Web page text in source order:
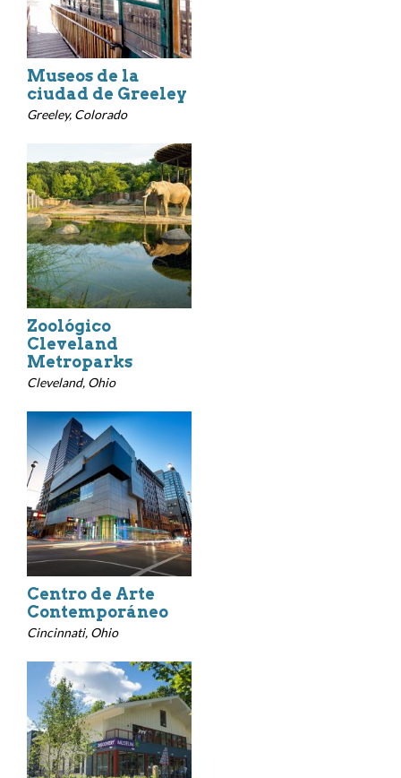
Museos de la
ciudad de Greeley
Greeley, Colorado
Zoológico
Cleveland
Metroparks
Cleveland, Ohio
Centro de Arte
Contemporáneo
Cincinnati, Ohio